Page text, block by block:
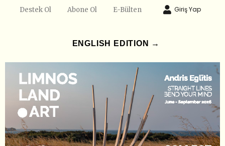
Destek Ol Abone Ol E-Bülten Giriş Yap
ENGLISH EDITION →